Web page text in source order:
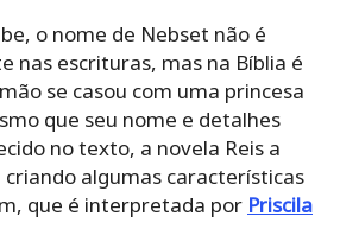
o nome de Nebset não é
nas escrituras, mas na Bíblia é
se casou com uma princesa
que seu nome e detalhes
no texto, a novela Reis a
algumas características
que é interpretada por Priscila